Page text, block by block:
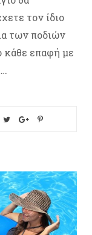
τον ίδιο
των ποδιών
κάθε επαφή με